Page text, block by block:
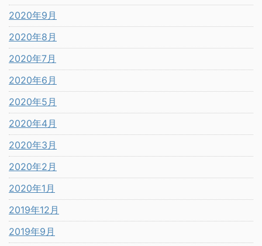
2020年9月
2020年8月
2020年7月
2020年6月
2020年5月
2020年4月
2020年3月
2020年2月
2020年1月
2019年12月
2019年9月